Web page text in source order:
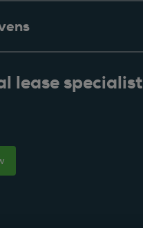
lease specialist